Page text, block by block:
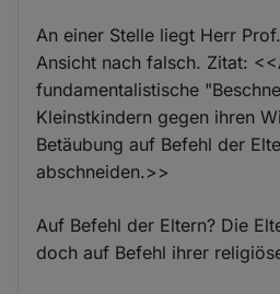
An einer Stelle liegt Herr
Ansicht nach falsch. Zitat:
fundamentalistische
Kleinstkindern gegen ihren
Betäubung auf Befehl der
abschneiden.>>
Auf Befehl der Eltern? Die
doch auf Befehl ihrer